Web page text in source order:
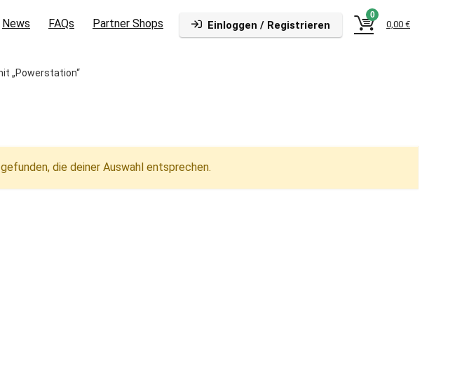
News FAQs Partner Shops Einloggen / Registrieren
0
0,00 €
„Powerstation“
die deiner Auswahl entsprechen.